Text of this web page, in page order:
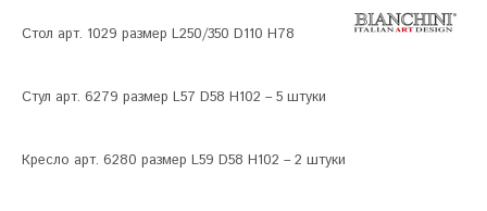
Стол арт. 1029 размер L250/350 D110 H78
Стул арт. 6279 размер L57 D58 H102 – 5 штуки
Кресло арт. 6280 размер L59 D58 H102 – 2 штуки